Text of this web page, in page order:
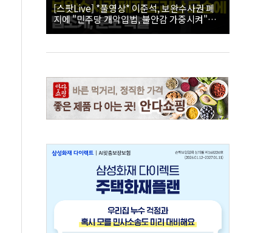
[스팟Live] *풀영상* 이준석, 보완수사권 폐
지에 "민주당 개악입법, 불안감 가중시켜"｜
26.08.06 개혁신당 보완수사권 폐지 토론회